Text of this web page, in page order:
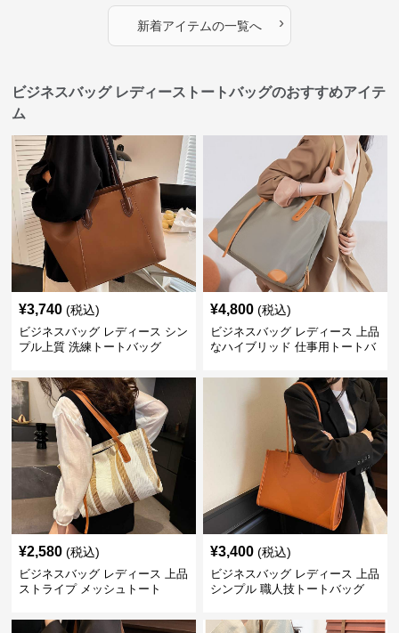
新着アイテムの一覧へ ›
ビジネスバッグ レディーストートバッグのおすすめアイテ
ム
¥3,740 (税込)
ビジネスバッグ レディース シン
プル上質 洗練トートバッグ
¥4,800 (税込)
ビジネスバッグ レディース 上品
なハイブリッド 仕事用トートバ
¥2,580 (税込)
ビジネスバッグ レディース 上品
ストライプ メッシュトート
¥3,400 (税込)
ビジネスバッグ レディース 上品
シンプル 職人技トートバッグ